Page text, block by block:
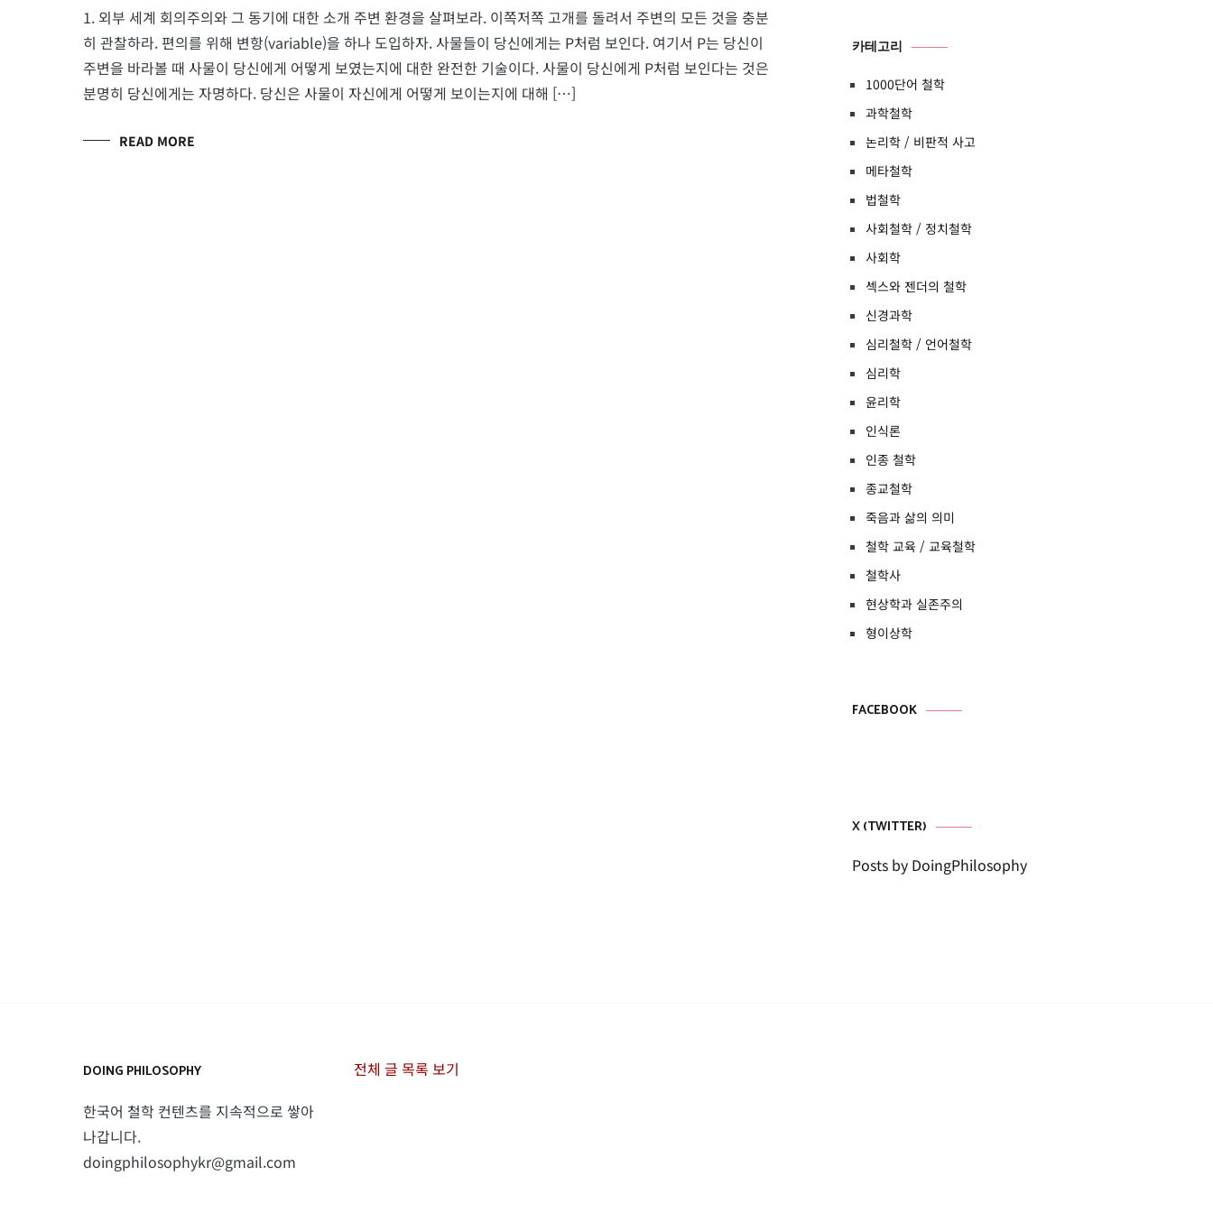
1. 외부 세계 회의주의와 그 동기에 대한 소개 주변 환경을 살펴보라. 이쪽저쪽 고개를 돌려서 주변의 모든 것을 충분
히 관찰하라. 편의를 위해 변항(variable)을 하나 도입하자. 사물들이 당신에게는 P처럼 보인다. 여기서 P는 당신이
주변을 바라볼 때 사물이 당신에게 어떻게 보였는지에 대한 완전한 기술이다. 사물이 당신에게 P처럼 보인다는 것은
분명히 당신에게는 자명하다. 당신은 사물이 자신에게 어떻게 보이는지에 대해 […]
READ MORE
카테고리
1000단어 철학
과학철학
논리학 / 비판적 사고
메타철학
법철학
사회철학 / 정치철학
사회학
섹스와 젠더의 철학
신경과학
심리철학 / 언어철학
심리학
윤리학
인식론
인종 철학
종교철학
죽음과 삶의 의미
철학 교육 / 교육철학
철학사
현상학과 실존주의
형이상학
FACEBOOK
X (TWITTER)
Posts by DoingPhilosophy
DOING PHILOSOPHY
한국어 철학 컨텐츠를 지속적으로 쌓아
나갑니다.
doingphilosophykr@gmail.com
전체 글 목록 보기